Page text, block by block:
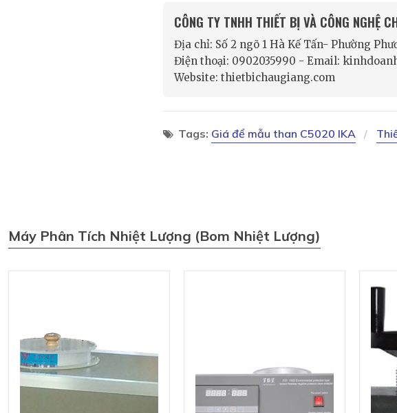
CÔNG TY TNHH THIẾT BỊ VÀ CÔNG NGHỆ
Địa chỉ: Số 2 ngõ 1 Hà Kế Tấn- Phường
Điện thoại: 0902035990 - Email:
Website: thietbichaugiang.com
Tags: Giá để mẫu than C5020 IKA
Máy Phân Tích Nhiệt Lượng (bom Nhiệt Lượng)